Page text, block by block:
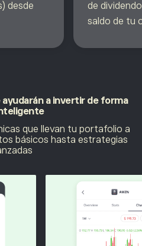
desde
de
saldo de tu
a invertir de forma
que llevan tu portafolio a
básicos hasta estrategias